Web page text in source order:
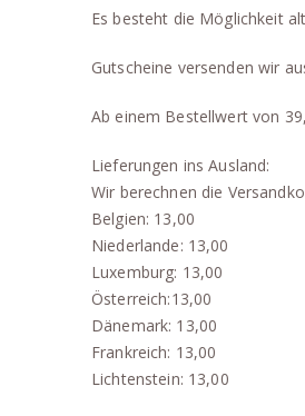
Es besteht die Möglichkeit
Gutscheine versenden wir
Ab einem Bestellwert von
Lieferungen ins Ausland:
Wir berechnen die
Belgien: 13,00
Niederlande: 13,00
Luxemburg: 13,00
Österreich:13,00
Dänemark: 13,00
Frankreich: 13,00
Lichtenstein: 13,00